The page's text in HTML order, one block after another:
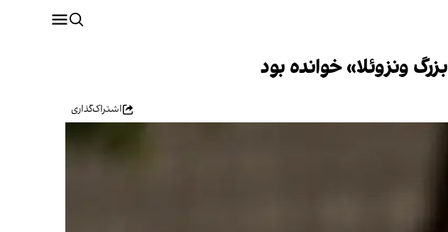
ونزوئلا» خوانده بود
اشتراک‌گذاری